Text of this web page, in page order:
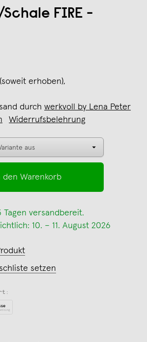
FIRE -
erhoben),
durch werkvoll by Lena Peter
Widerrufsbelehrung
den Warenkorb
versandbereit.
10. – 11. August 2026
setzen